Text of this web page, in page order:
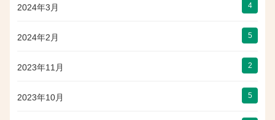
2024年3月 4
2024年2月 5
2023年11月 2
2023年10月 5